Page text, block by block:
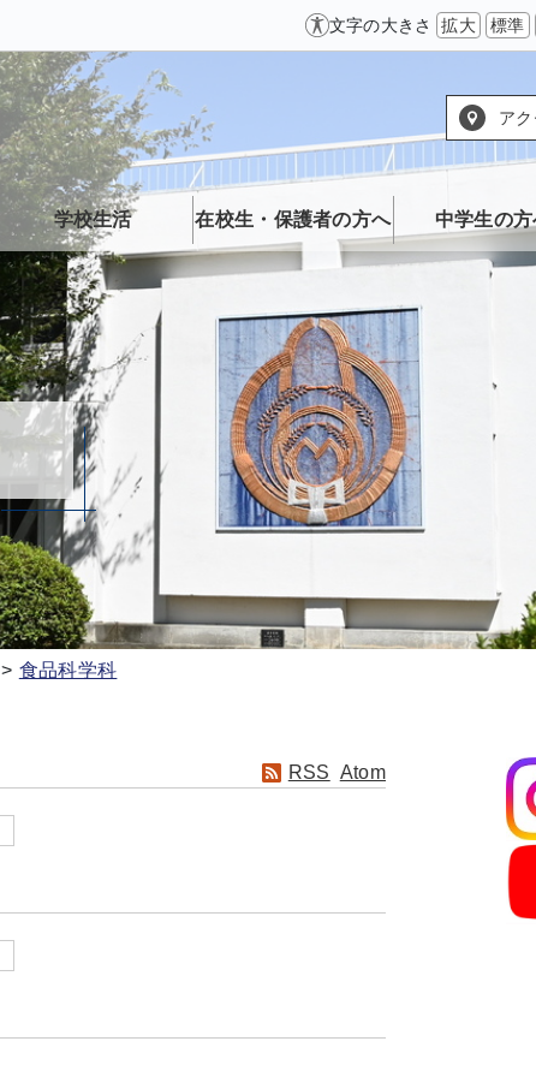
文字の大きさ 拡大 標準
アク
学校生活 在校生・保護者の方へ 中学生の
食品科学科
RSS Atom